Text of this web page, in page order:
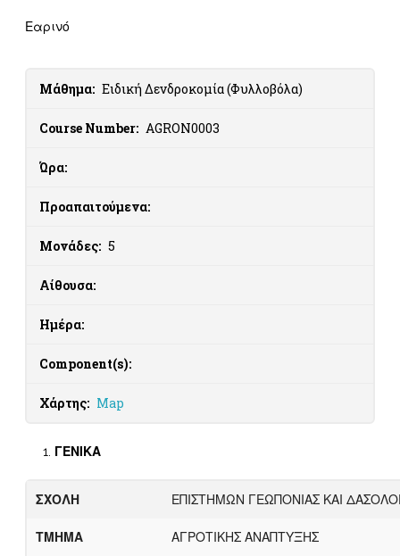
Εαρινό
Μάθημα: Ειδική Δενδροκομία (Φυλλοβόλα)
Course Number: AGRON0003
Ώρα:
Προαπαιτούμενα:
Μονάδες: 5
Αίθουσα:
Ημέρα:
Component(s):
Χάρτης: Map
ΓΕΝΙΚΑ
ΣΧΟΛΗ ΕΠΙΣΤΗΜΩΝ ΓΕΩΠΟΝΙΑΣ ΚΑΙ
ΤΜΗΜΑ ΑΓΡΟΤΙΚΗΣ ΑΝΑΠΤΥΞΗΣ